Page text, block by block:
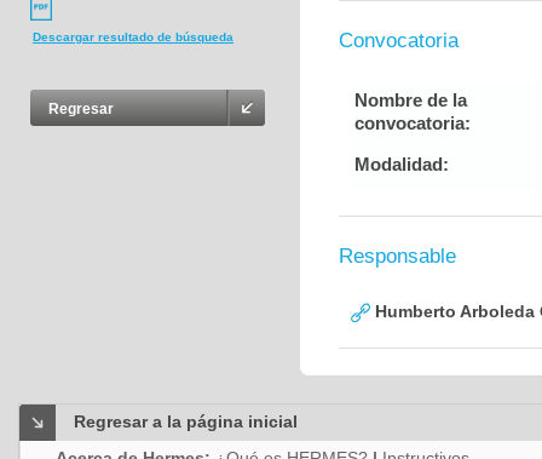
Descargar resultado de búsqueda
Regresar
Convocatoria
Nombre de la
convocatoria:
Modalidad:
Responsable
Humberto Arboleda
Regresar a la página inicial